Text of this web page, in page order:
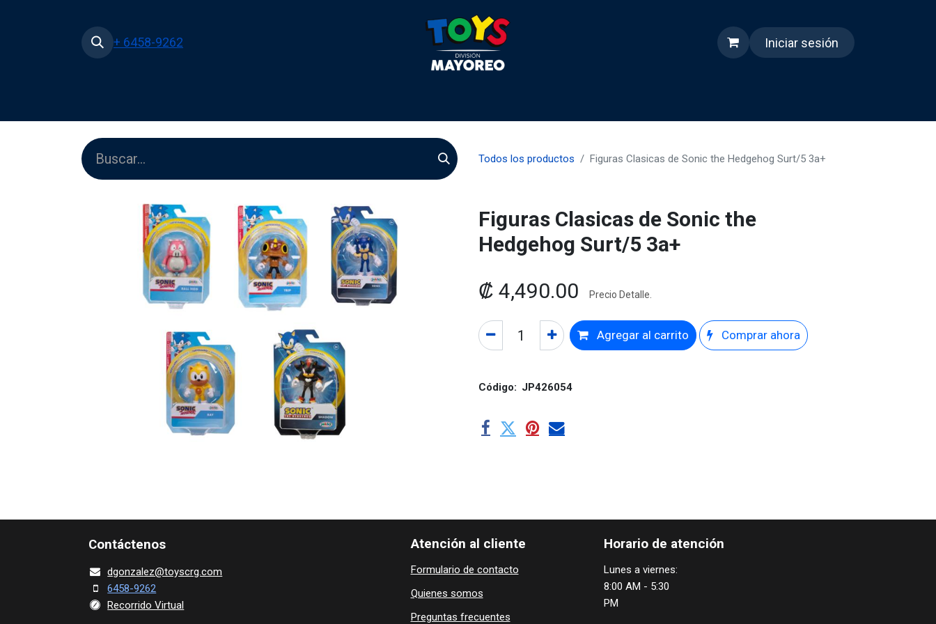
+ 6458-9262 Iniciar sesión
Todos los productos Figuras Clasicas de Sonic the Hedgehog Surt/5 3a+
Figuras Clasicas de Sonic the
Hedgehog Surt/5 3a+
₡ 4,490.00 Precio Detalle.
Agregar al carrito Comprar ahora
Código: JP426054
Contácte​nos
dgonza​lez@toy​scrg.c​o​m
6458-9262
Recorrido Virtual
Horario de atención
Lunes a viernes:
8:00 AM - 5:30
PM
Atención al cliente
Formulario de contacto
Quienes ​som​​​os
Preguntas frecuentes